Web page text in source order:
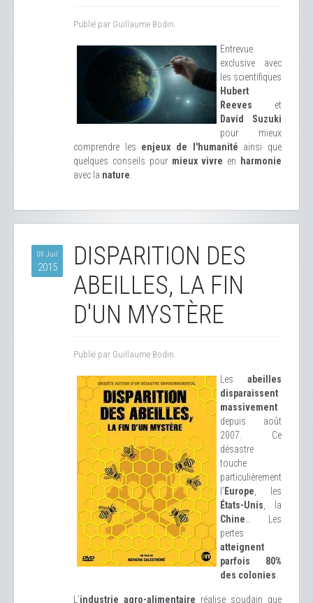
Publié par Guillaume Bodin.
Entrevue
exclusive avec
les scientifiques
Hubert
Reeves et
David Suzuki
pour mieux
comprendre les enjeux de l'humanité ainsi que
quelques conseils pour mieux vivre en
harmonie
avec la nature
09 Juil
2015
DISPARITION DES
ABEILLES, LA FIN
D'UN MYSTÈRE
Publié par Guillaume Bodin.
Les abeilles
disparaissent
massivement
depuis août
2007. Ce
désastre
touche
particulièrement
l’ Europe , les
États-Unis , la
Chine … Les
pertes
atteignent
parfois 80%
des colonies
L’industrie agro-alimentaire réalise soudain que